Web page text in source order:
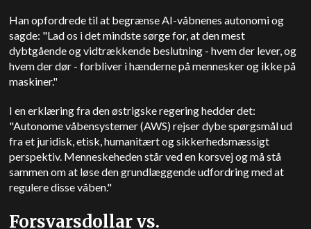
Han opfordrede til at begrænse AI-våbnenes autonomi og
sagde: "Lad os i det mindste sørge for, at den mest
dybtgående og vidtrækkende beslutning - hvem der lever, og
hvem der dør - forbliver i hænderne på mennesker og ikke på
maskiner."
I en erklæring fra den østrigske regering hedder det:
"Autonome våbensystemer (AWS) rejser dybe spørgsmål ud
fra et juridisk, etisk, humanitært og sikkerhedsmæssigt
perspektiv. Menneskeheden står ved en korsvej og må stå
sammen om at løse den grundlæggende udfordring med at
regulere disse våben."
Forsvarsdollar vs.